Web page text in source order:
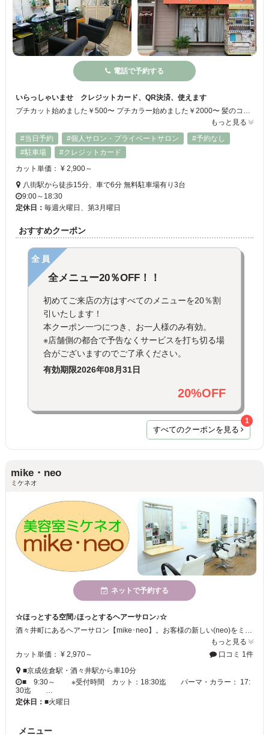
電話で予約する
いらっしゃいませ クレジットカード、QR決済、使えます
もっと見る
#当日予約
#個人サロン・プライベートサロン
#予約なし
#駐車場
#クレジットカード
カット単価： ¥ 2,900～
八街駅から徒歩15分、車で6分 無料駐車場有り3台
9:00～18:30
定休日： 毎週火曜日、第3月曜日
おすすめクーポン
全員
全メニュー20％OFF！！
初めてご来店の方はすべてのメニューを20％割
引いたします！
本クーポン一つにつき、お一人様のみ有効。
※店舗側の都合で予告なくサービスを打ち切る場
合がございますのでご了承ください。
有効期限2026年08月31日
20%OFF
すべてのクーポンを見る
1
mike・neo
ミケネオ
ネットで予約する
☆ほっとする空間♪ほっとするヘアーサロン♪☆
酒々井町にあるヘアーサロン【mike･neo】。お客様の新しい(neo)をミツケル(mike) 美容室mike･neo ミケネオで、ゆったりした時間をお過ごし下さい。広々とした店内でのんびりリラックス♪店内はバリアフリーになっており、車椅子のままでも施術できますので安心してお越しください。お問い合わせなど043-481-8008までお気軽に！!
もっと見る
カット単価： ¥ 2,970～
口コミ 1件
■京成佐倉駅・酒々井駅から車10分
■ 9:30～ ※受付時間 カット：18:30迄 パーマ・カラー： 17:
30迄 …
定休日： ■火曜日
メニュー